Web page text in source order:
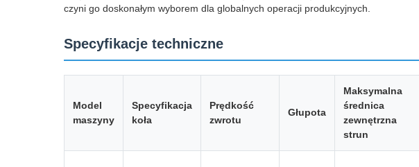
czyni go doskonałym wyborem dla globalnych operacji produkcyjnych.
Specyfikacje techniczne
Model
maszyny
Specyfikacja
koła
Prędkość
zwrotu
Głupota
Maksymalna
średnica
zewnętrzna
strun